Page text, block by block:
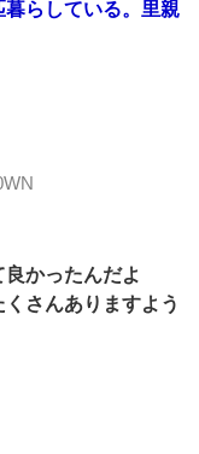
らしている。里親
かったんだよ
さんありますよう